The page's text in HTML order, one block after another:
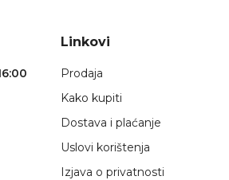
Linkovi
Prodaja
Kako kupiti
Dostava i plaćanje
Uslovi korištenja
Izjava o privatnosti